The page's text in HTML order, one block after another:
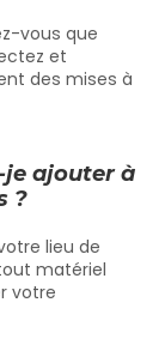
vous que
et
des mises à
je ajouter à
?
lieu de
matériel
votre